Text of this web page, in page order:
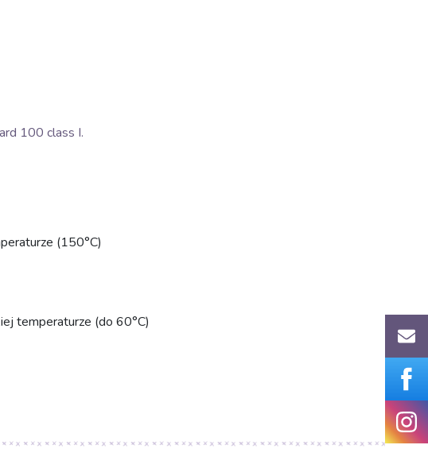
100 class I.
(150°C)
temperaturze (do 60°C)